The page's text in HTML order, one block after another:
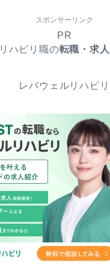
スポンサーリンク
PR
リハビリ職の転職・求人
レバウェルリハビリ